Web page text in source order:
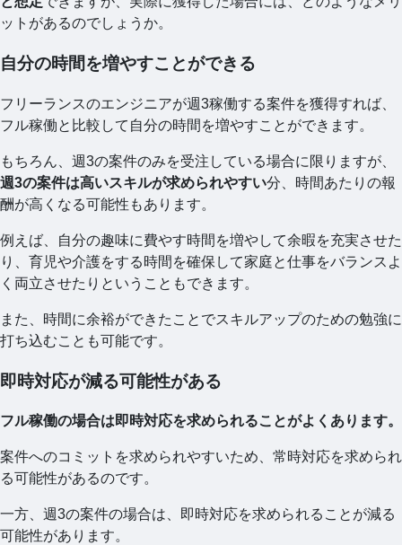
ットがあるのでしょうか。
自分の時間を増やすことができる
フリーランスのエンジニアが週3稼働する案件を獲得すれば、
フル稼働と比較して自分の時間を増やすことができます。
もちろん、週3の案件のみを受注している場合に限りますが、
週3の案件は高いスキルが求められやすい分、時間あたりの報
酬が高くなる可能性もあります。
例えば、自分の趣味に費やす時間を増やして余暇を充実させた
り、育児や介護をする時間を確保して家庭と仕事をバランスよ
く両立させたりということもできます。
また、時間に余裕ができたことでスキルアップのための勉強に
打ち込むことも可能です。
即時対応が減る可能性がある
フル稼働の場合は即時対応を求められることがよくあります。
案件へのコミットを求められやすいため、常時対応を求められ
る可能性があるのです。
一方、週3の案件の場合は、即時対応を求められることが減る
可能性があります。